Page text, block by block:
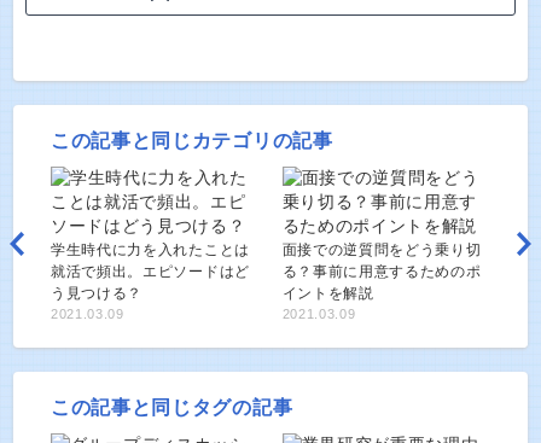
この記事と同じカテゴリの記事
学生時代に力を入れたことは
就活で頻出。エピソードはど
う見つける？
2021.03.09
面接での逆質問をどう乗り切
る？事前に用意するためのポ
イントを解説
2021.03.09
この記事と同じタグの記事